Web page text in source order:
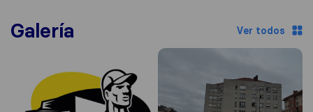
Galería Ver todos